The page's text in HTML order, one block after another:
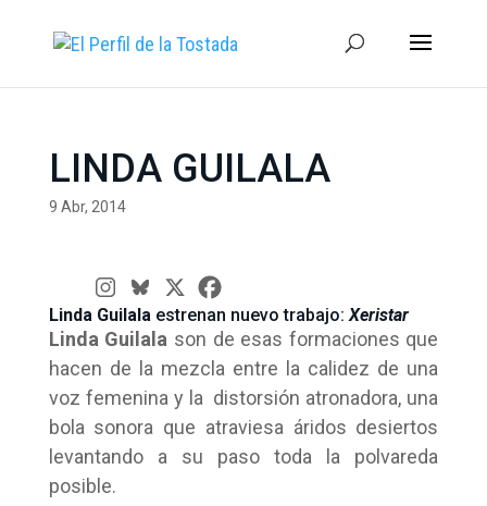
LINDA GUILALA
9 Abr, 2014
Linda Guilalaestrenan nuevo trabajo:Xeristar
Linda Guilala son de esas formaciones que
hacen de la mezcla entre la calidez de una
voz femenina y la distorsión atronadora, una
bola sonora que atraviesa áridos desiertos
levantando a su paso toda la polvareda
posible.